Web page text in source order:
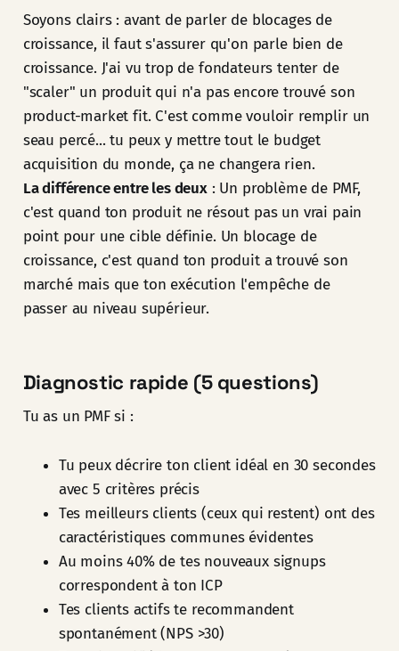
Soyons clairs : avant de parler de blocages de
croissance, il faut s'assurer qu'on parle bien de
croissance. J'ai vu trop de fondateurs tenter de
"scaler" un produit qui n'a pas encore trouvé son
product-market fit. C'est comme vouloir remplir un
seau percé... tu peux y mettre tout le budget
acquisition du monde, ça ne changera rien.
La différence entre les deux: Un problème de PMF,
c'est quand ton produit ne résout pas un vrai pain
point pour une cible définie. Un blocage de
croissance, c'est quand ton produit a trouvé son
marché mais que ton exécution l'empêche de
passer au niveau supérieur.
Diagnostic rapide (5 questions)
Tu as un PMF si :
Tu peux décrire ton client idéal en 30 secondes
avec 5 critères précis
Tes meilleurs clients (ceux qui restent) ont des
caractéristiques communes évidentes
Au moins 40% de tes nouveaux signups
correspondent à ton ICP
Tes clients actifs te recommandent
spontanément (NPS >30)